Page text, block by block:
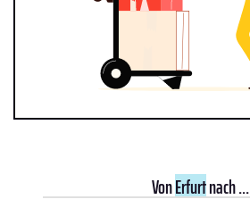
VonErfurtnach ...